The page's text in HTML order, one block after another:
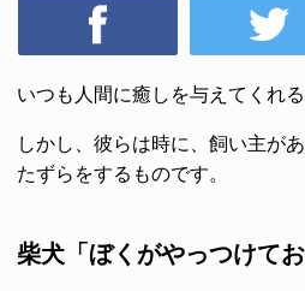
いつも人間に癒しを与えてくれる
しかし、彼らは時に、飼い主が
たずらをするものです。
柴犬「ぼくがやっつけて